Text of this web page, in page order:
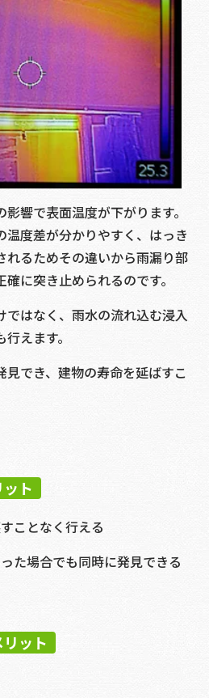
響で表面温度が下がります。
温度差が分かりやすく、はっき
れるためその違いから雨漏り部
に突き止められるのです。
ではなく、雨水の流れ込む浸入
えます。
見でき、建物の寿命を延ばすこ
ト
ことなく行える
た場合でも同時に発見できる
ット